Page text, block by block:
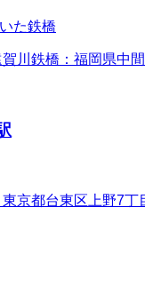
た鉄橋
川鉄橋：福岡県中
京都台東区上野7丁